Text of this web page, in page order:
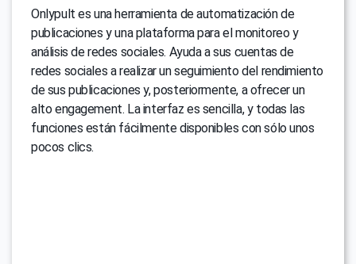
Onlypult es una herramienta de automatización de
publicaciones y una plataforma para el monitoreo y
análisis de redes sociales. Ayuda a sus cuentas de
redes sociales a realizar un seguimiento del rendimiento
de sus publicaciones y, posteriormente, a ofrecer un
alto engagement. La interfaz es sencilla, y todas las
funciones están fácilmente disponibles con sólo unos
pocos clics.